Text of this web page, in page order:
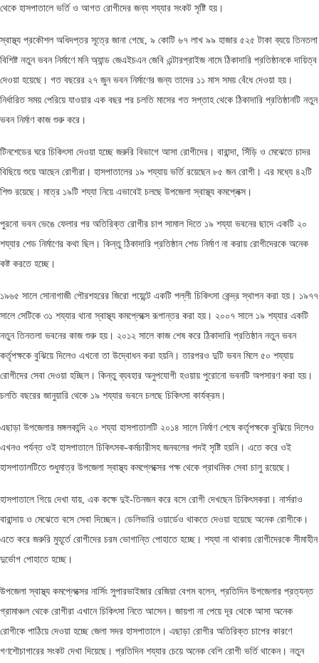
থেকে হাসপাতালে ভর্তি ও আগত রোগীদের জন্য শয্যার সংকট সৃষ্টি হয়।
স্বাস্থ্য প্রকৌশল অধিদপ্তর সূত্রে জানা গেছে, ৯ কোটি ৬৭ লাখ ৯৯ হাজার ৫২৫ টাকা ব্যয়ে তিনতলা
বিশিষ্ট নতুন ভবন নির্মাণে মনি অ্যান্ড জেএইচএন জেবি এন্টারপ্রাইজ নামে ঠিকাদারি প্রতিষ্ঠানকে দায়িত্ব
দেওয়া হয়েছে। গত বছরের ২৭ জুন ভবন নির্মাণের জন্য তাদের ১১ মাস সময় বেঁধে দেওয়া হয়।
নির্ধারিত সময় পেরিয়ে যাওয়ার এক বছর পর চলতি মাসের গত সপ্তাহ থেকে ঠিকাদারি প্রতিষ্ঠানটি নতুন
ভবন নির্মাণ কাজ শুরু করে।
টিনশেডের ঘরে চিকিৎসা দেওয়া হচ্ছে জরুরি বিভাগে আসা রোগীদের। বারান্দা, সিঁড়ি ও মেঝেতে চাদর
বিছিয়ে শুয়ে আছেন রোগীরা। হাসপাতালের ১৯ শয্যায় ভর্তি রয়েছেন ৮৫ জন রোগী। এর মধ্যে ৪২টি
শিশু রয়েছে। মাত্র ১৯টি শয্যা নিয়ে এভাবেই চলছে উপজেলা স্বাস্থ্য কমপ্লেক্স।
পুরনো ভবন ভেঙে ফেলার পর অতিরিক্ত রোগীর চাপ সামাল দিতে ১৯ শয্যা ভবনের ছাদে একটি ২০
শয্যার শেড নির্মাণের কথা ছিল। কিন্তু ঠিকাদারি প্রতিষ্ঠান শেড নির্মাণ না করায় রোগীদেরকে অনেক
কষ্ট করতে হচ্ছে।
১৯৬৫ সালে সোনাগাজী পৌরশহরের জিরো পয়েন্টে একটি পল্লী চিকিৎসা কেন্দ্র স্থাপন করা হয়। ১৯৭৭
সালে সেটিকে ৩১ শয্যার থানা স্বাস্থ্য কমপ্লেক্সে রূপান্তর করা হয়। ২০০৭ সালে ১৯ শয্যার একটি
নতুন তিনতলা ভবনের কাজ শুরু হয়। ২০১২ সালে কাজ শেষ করে ঠিকাদারি প্রতিষ্ঠান নতুন ভবন
কর্তৃপক্ষকে বুঝিয়ে দিলেও এখনো তা উদ্বোধন করা হয়নি। তারপরও দুটি ভবন মিলে ৫০ শয্যায়
রোগীদের সেবা দেওয়া হচ্ছিল। কিন্তু ব্যবহার অনুপযোগী হওয়ায় পুরোনো ভবনটি অপসারণ করা হয়।
চলতি বছরের জানুয়ারি থেকে ১৯ শয্যার ভবনে চলছে চিকিৎসা কার্যক্রম।
এছাড়া উপজেলার মঙ্গলকান্দি ২০ শয্যা হাসপাতালটি ২০১৪ সালে নির্মাণ শেষে কর্তৃপক্ষকে বুঝিয়ে দিলেও
এখনও পর্যন্ত ওই হাসপাতালে চিকিৎসক-কর্মচারীসহ জনবলের পদই সৃষ্টি হয়নি। এতে করে ওই
হাসপাতালটিতে শুধুমাত্র উপজেলা স্বাস্থ্য কমপ্লেক্সের পক্ষ থেকে প্রাথমিক সেবা চালু রয়েছে।
হাসপাতালে গিয়ে দেখা যায়, এক কক্ষে দুই-তিনজন করে বসে রোগী দেখছেন চিকিৎসকরা। নার্সরাও
বারান্দায় ও মেঝেতে বসে সেবা দিচ্ছেন। ডেলিভারি ওয়ার্ডেও থাকতে দেওয়া হয়েছে অনেক রোগীকে।
এতে করে জরুরি মুহূর্তে রোগীদের চরম ভোগান্তি পোহাতে হচ্ছে। শয্যা না থাকায় রোগীদেরকে সীমাহীন
দুর্ভোগ পোহাতে হচ্ছে।
উপজেলা স্বাস্থ্য কমপ্লেক্সের নার্সিং সুপারভাইজার রেজিয়া বেগম বলেন, প্রতিদিন উপজেলার প্রত্যন্ত
গ্রামাঞ্চল থেকে রোগীরা এখানে চিকিৎসা নিতে আসেন। জায়গা না পেয়ে দূর থেকে আসা অনেক
রোগীকে পাঠিয়ে দেওয়া হচ্ছে জেলা সদর হাসপাতালে। এছাড়া রোগীর অতিরিক্ত চাপের কারণে
গণশৌচাগারের সংকট দেখা দিয়েছে। প্রতিদিন শয্যার চেয়ে অনেক বেশি রোগী ভর্তি থাকেন। নতুন